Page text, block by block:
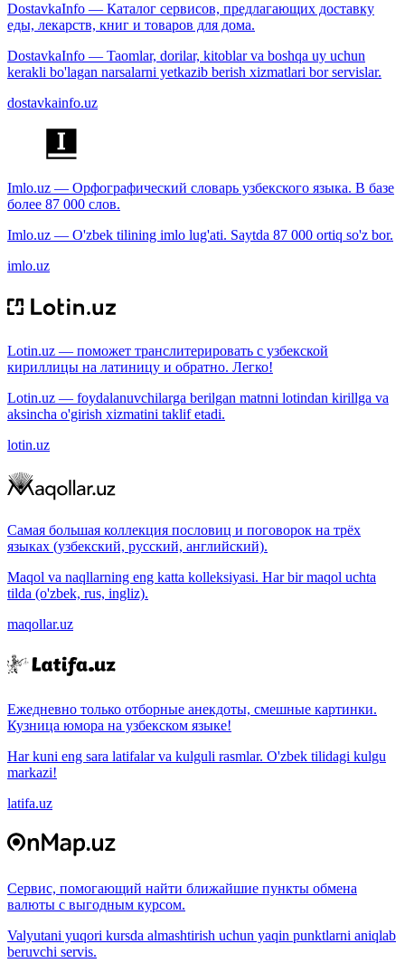
DostavkaInfo — Каталог сервисов, предлагающих доставку
еды, лекарств, книг и товаров для дома.
DostavkaInfo — Taomlar, dorilar, kitoblar va boshqa uy uchun
kerakli bo'lagan narsalarni yetkazib berish xizmatlari bor servislar.
dostavkainfo.uz
Imlo.uz — Орфографический словарь узбекского языка. В базе
более 87 000 слов.
Imlo.uz — O'zbek tilining imlo lug'ati. Saytda 87 000 ortiq so'z bor.
imlo.uz
Lotin.uz — поможет транслитерировать с узбекской
кириллицы на латиницу и обратно. Легко!
Lotin.uz — foydalanuvchilarga berilgan matnni lotindan kirillga va
aksincha o'girish xizmatini taklif etadi.
lotin.uz
Самая большая коллекция пословиц и поговорок на трёх
языках (узбекский, русский, английский).
Maqol va naqllarning eng katta kolleksiyasi. Har bir maqol uchta
tilda (o'zbek, rus, ingliz).
maqollar.uz
Ежедневно только отборные анекдоты, смешные картинки.
Кузница юмора на узбекском языке!
Har kuni eng sara latifalar va kulguli rasmlar. O'zbek tilidagi kulgu
markazi!
latifa.uz
Сервис, помогающий найти ближайшие пункты обмена
валюты с выгодным курсом.
Valyutani yuqori kursda almashtirish uchun yaqin punktlarni aniqlab
beruvchi servis.